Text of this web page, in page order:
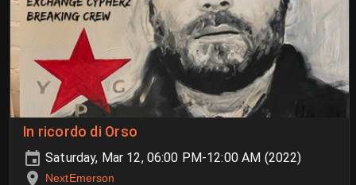
In ricordo di Orso
Saturday, Mar 12, 06:00 PM-12:00 AM (2022)
NextEmerson